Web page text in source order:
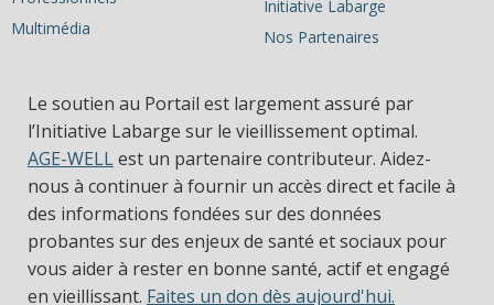
Multimédia
Initiative Labarge
Nos Partenaires
Le soutien au Portail est largement assuré par
l’Initiative Labarge sur le vieillissement optimal.
AGE-WELLest un partenaire contributeur. Aidez-
nous à continuer à fournir un accès direct et facile à
des informations fondées sur des données
probantes sur des enjeux de santé et sociaux pour
vous aider à rester en bonne santé, actif et engagé
en vieillissant. Faites un don dès aujourd'hui.